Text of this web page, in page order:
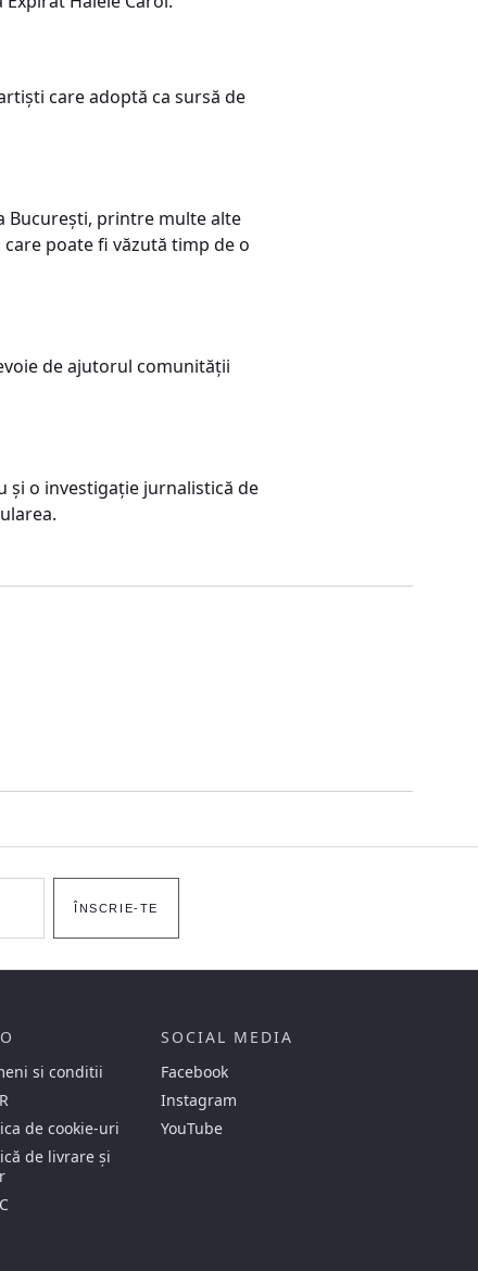
care adoptă ca sursă de
București, printre multe alte
poate fi văzută timp de o
de ajutorul comunității
și o investigație jurnalistică de
ÎNSCRIE-TE
si conditii
de cookie-uri
de livrare și
SOCIAL MEDIA
Facebook
Instagram
YouTube